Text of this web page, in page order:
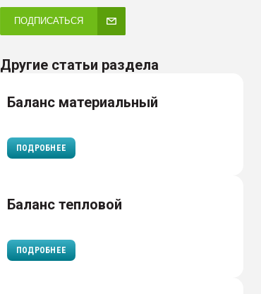
ПОДПИСАТЬСЯ
Другие статьи раздела
Баланс материальный
ПОДРОБНЕЕ
Баланс тепловой
ПОДРОБНЕЕ